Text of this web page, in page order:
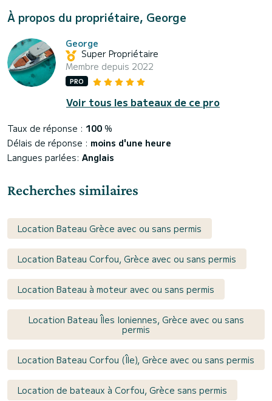
À propos du propriétaire, George
George
Super Propriétaire
Membre depuis 2022
PRO
Voir tous les bateaux de ce pro
Taux de réponse : 100 %
Délais de réponse : moins d'une heure
Langues parlées: Anglais
Recherches similaires
Location Bateau Grèce avec ou sans permis
Location Bateau Corfou, Grèce avec ou sans permis
Location Bateau à moteur avec ou sans permis
Location Bateau Îles Ioniennes, Grèce avec ou sans
permis
Location Bateau Corfou (Île), Grèce avec ou sans permis
Location de bateaux à Corfou, Grèce sans permis